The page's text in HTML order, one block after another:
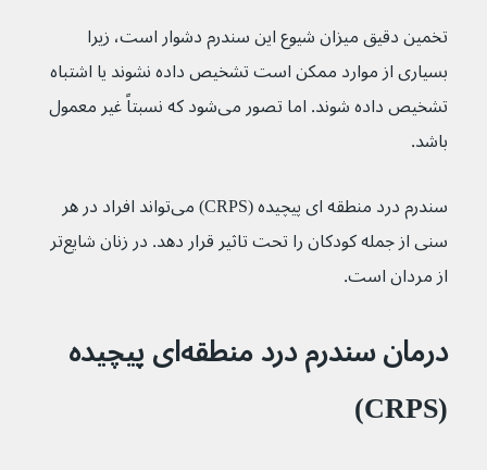
تخمین دقیق میزان شیوع این سندرم دشوار است، زیرا
بسیاری از موارد ممکن است تشخیص داده نشوند یا اشتباه
تشخیص داده شوند. اما تصور می‌شود که نسبتاً غیر معمول
باشد.
سندرم درد منطقه ای پیچیده (CRPS) می‌تواند افراد در هر
سنی از جمله کودکان را تحت تاثیر قرار دهد. در زنان شایع‌تر
از مردان است.
درمان سندرم درد منطقه‌ای پیچیده
(CRPS)